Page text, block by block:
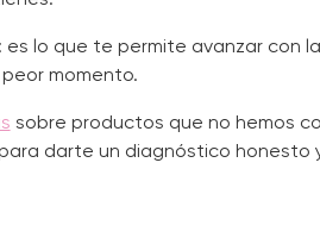
lo que te permite avanzar con
momento.
sobre productos que no hemos
darte un diagnóstico honesto